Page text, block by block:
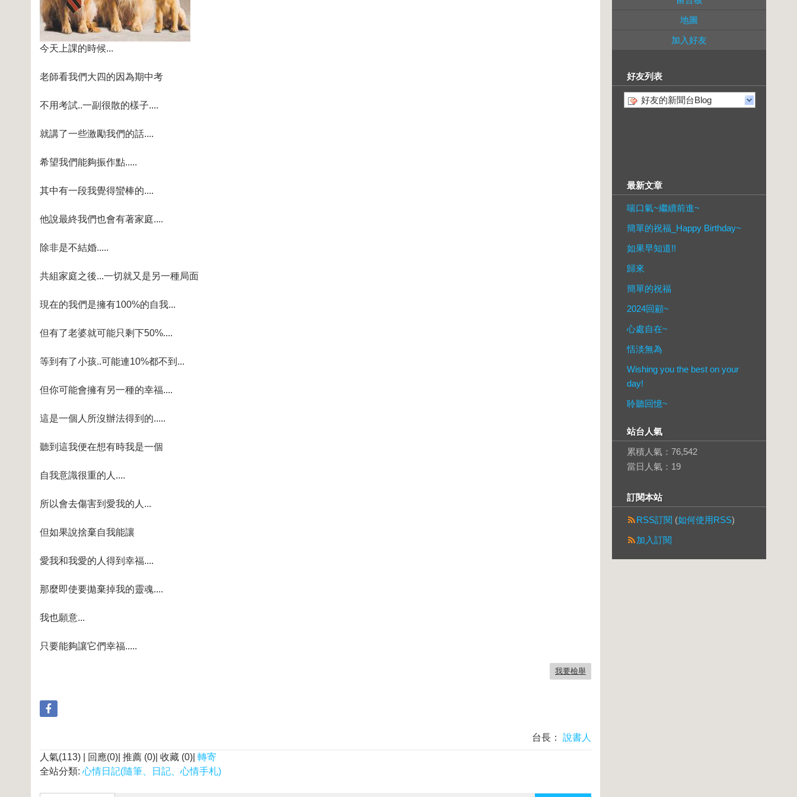
今天上課的時候...
老師看我們大四的因為期中考
不用考試..一副很散的樣子....
就講了一些激勵我們的話....
希望我們能夠振作點.....
其中有一段我覺得蠻棒的....
他說最終我們也會有著家庭....
除非是不結婚.....
共組家庭之後...一切就又是另一種局面
現在的我們是擁有100%的自我...
但有了老婆就可能只剩下50%....
等到有了小孩..可能連10%都不到...
但你可能會擁有另一種的幸福....
這是一個人所沒辦法得到的.....
聽到這我便在想有時我是一個
自我意識很重的人....
所以會去傷害到愛我的人...
但如果說捨棄自我能讓
愛我和我愛的人得到幸福....
那麼即使要拋棄掉我的靈魂....
我也願意...
只要能夠讓它們幸福.....
我要檢舉
台長：
說書人
人氣(113) | 回應(0)| 推薦 (0)| 收藏 (0)| 轉寄
全站分類: 心情日記(隨筆、日記、心情手札)
地圖
加入好友
好友列表
好友的新聞台Blog
最新文章
喘口氣~繼續前進~
簡單的祝福_Happy Birthday~
如果早知道!!
歸來
簡單的祝福
2024回顧~
心處自在~
恬淡無為
Wishing you the best on your
day!
聆聽回憶~
站台人氣
累積人氣： 76,542
當日人氣： 19
訂閱本站
RSS訂閱 (如何使用RSS)
加入訂閱